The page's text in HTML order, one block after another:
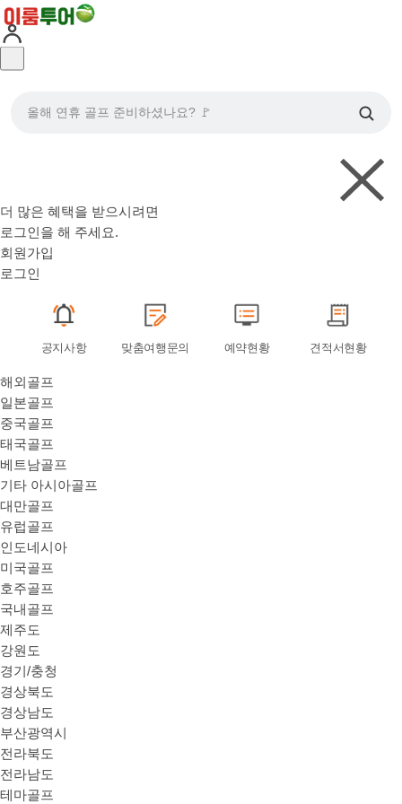
올해 연휴 골프 준비하셨나요? 🚩
더 많은 혜택을 받으시려면
로그인 을 해 주세요.
회원가입
로그인
공지사항 맞춤여행문의 예약현황 견적서현황
해외골프
일본골프
중국골프
태국골프
베트남골프
기타 아시아골프
대만골프
유럽골프
인도네시아
미국골프
호주골프
국내골프
제주도
강원도
경기/충청
경상북도
경상남도
부산광역시
전라북도
전라남도
테마골프